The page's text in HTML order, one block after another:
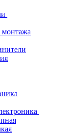
монтажа